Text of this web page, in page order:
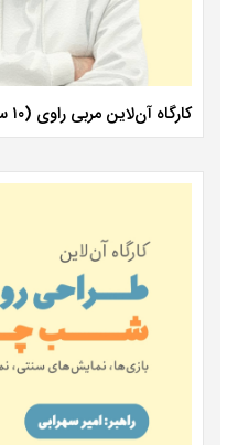
کارگاه آن‌لاین مربی راوی (۱۰ ساعت)